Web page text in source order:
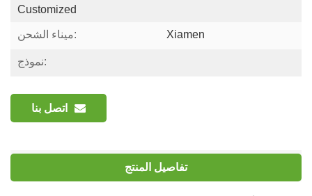
Customized
ميناء الشحن: Xiamen
نموذج:
اتصل بنا
تفاصيل المنتج